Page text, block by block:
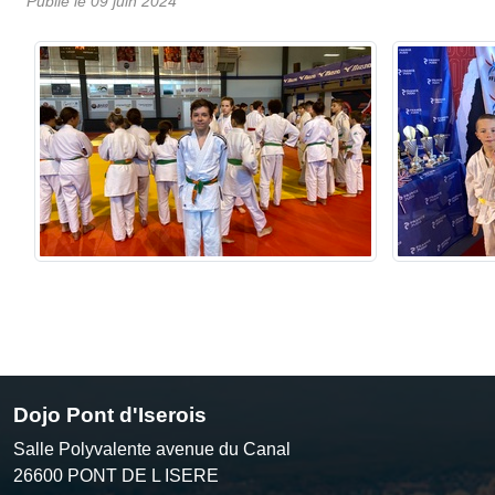
Dojo Pont d'Iserois
Salle Polyvalente avenue du Canal
26600 PONT DE L ISERE